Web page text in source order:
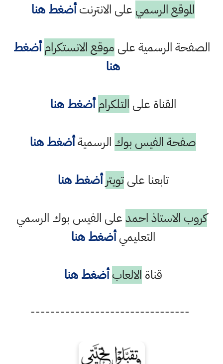
الموقع الرسمي على الانترنتأضغط هنا
الصفحة الرسمية على موقع الانستكرام أضغط
هنا
القناة على التلكرام أضغط هنا
صفحة الفيس بوك الرسميةأضغط هنا
تابعنا علىتويتر أضغط هنا
كروب الاستاذ احمدعلى الفيس بوك الرسمي
التعليميأضغط هنا
قناة الالعاب أضغط هنا
--------------------------------